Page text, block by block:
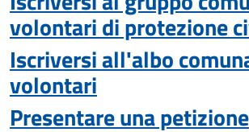
volontari di protezione
Iscriversi all'albo
volontari
Presentare una petizione